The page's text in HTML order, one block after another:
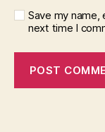
Save my
next time I